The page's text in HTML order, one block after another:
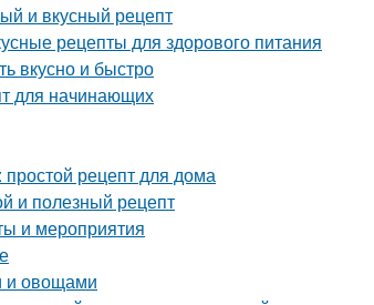
и вкусный рецепт
рецепты для здорового питания
вкусно и быстро
для начинающих
рецепт для дома
и полезный рецепт
и мероприятия
и овощами